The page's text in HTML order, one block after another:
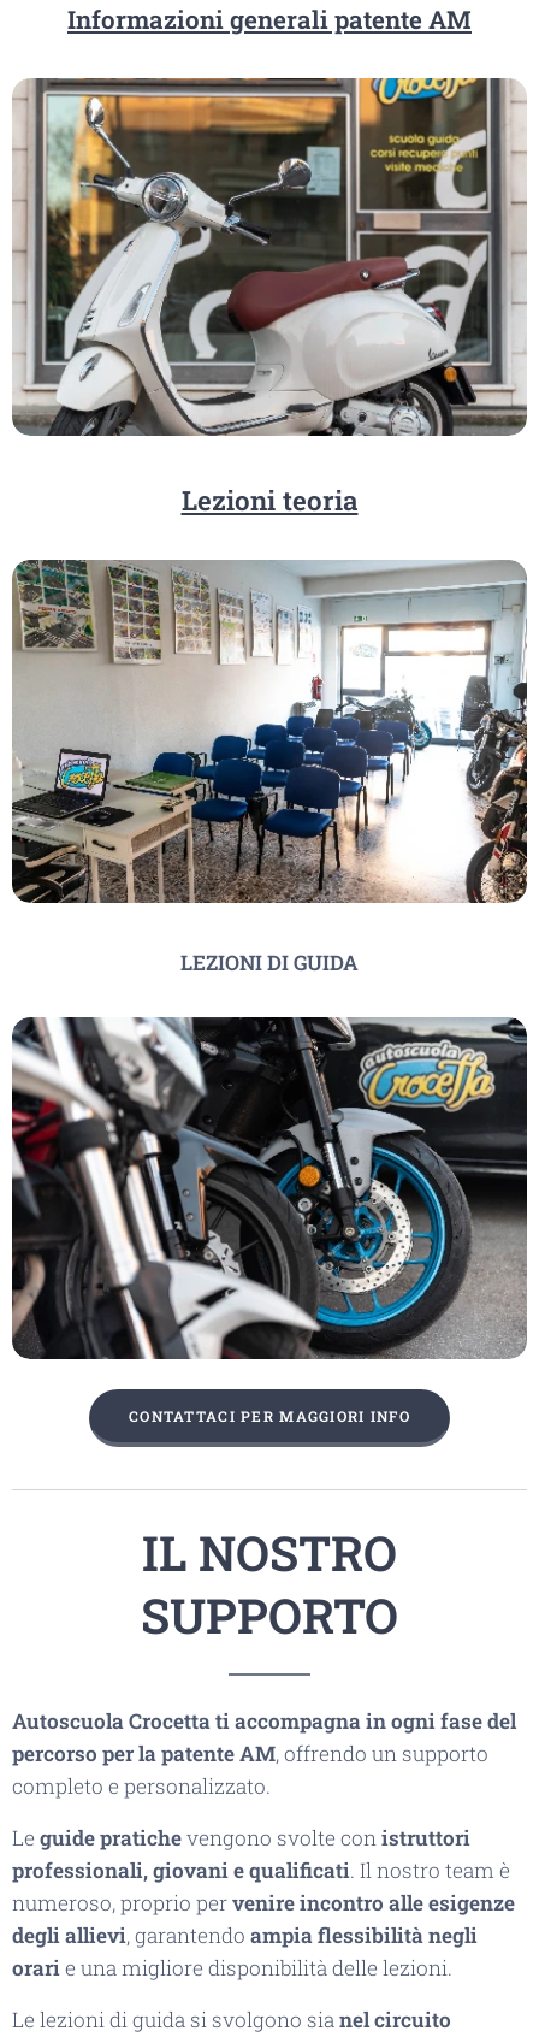
Informazioni generali patente AM
Lezioni teoria
LEZIONI DI GUIDA
CONTATTACI PER MAGGIORI INFO
IL NOSTRO
SUPPORTO
Autoscuola Crocetta ti accompagna in ogni fase del
percorso per la patente AM, offrendo un supporto
completo e personalizzato.
Le guide pratichevengono svolte conistruttori
professionali, giovani e qualificati. Il nostro team è
numeroso, proprio pervenire incontro alle esigenze
degli allievi, garantendo ampia flessibilità negli
orarie una migliore disponibilità delle lezioni.
Le lezioni di guida si svolgono sianel circuito